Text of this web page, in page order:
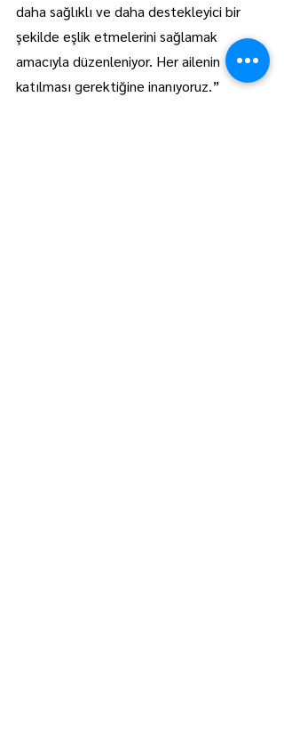
daha sağlıklı ve daha destekleyici bir
şekilde eşlik etmelerini sağlamak
amacıyla düzenleniyor. Her ailenin
katılması gerektiğine inanıyoruz.”